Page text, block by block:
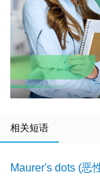
相关短语
Maurer's dots (恶